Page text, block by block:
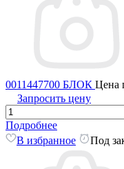
0011447700 БЛОК Цена
Запросить цену
Подробнее
В избранное
Под